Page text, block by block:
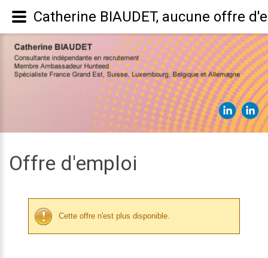
Offre d'emploi
Cette offre n'est plus disponible.
Catherine BIAUDET, aucune offre